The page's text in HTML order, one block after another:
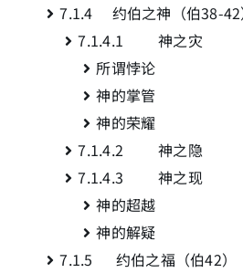
7.1.4 约伯之神（伯38-42
7.1.4.1 神之灾
所谓悖论
神的掌管
神的荣耀
7.1.4.2 神之隐
7.1.4.3 神之现
神的超越
神的解疑
7.1.5 约伯之福（伯42）